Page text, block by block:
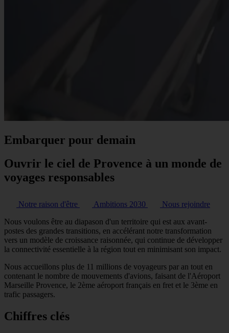
Embarquer pour demain
Ouvrir le ciel de Provence à un monde de
voyages responsables
Notre raison d'être Ambitions 2030
Nous rejoindre
Nous voulons être au diapason d'un territoire qui est aux avant-
postes des grandes transitions, en accélérant notre transformation
vers un modèle de croissance raisonnée, qui continue de développer
la connectivité essentielle à la région tout en minimisant son impact.
Nous accueillons plus de 11 millions de voyageurs par an tout en
contenant le nombre de mouvements d'avions, faisant de l'Aéroport
Marseille Provence, le 2ème aéroport français en fret et le 3ème en
trafic passagers.
Chiffres clés